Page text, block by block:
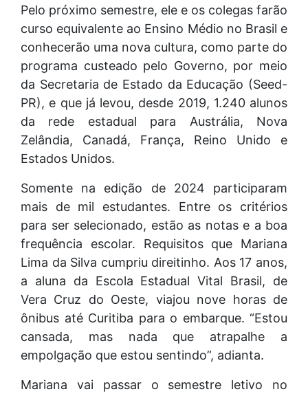
Pelo próximo semestre, ele e os colegas farão
curso equivalente ao Ensino Médio no Brasil e
conhecerão uma nova cultura, como parte do
programa custeado pelo Governo, por meio
da Secretaria de Estado da Educação (Seed-
PR), e que já levou, desde 2019, 1.240 alunos
da rede estadual para Austrália, Nova
Zelândia, Canadá, França, Reino Unido e
Estados Unidos.
Somente na edição de 2024 participaram
mais de mil estudantes. Entre os critérios
para ser selecionado, estão as notas e a boa
frequência escolar. Requisitos que Mariana
Lima da Silva cumpriu direitinho. Aos 17 anos,
a aluna da Escola Estadual Vital Brasil, de
Vera Cruz do Oeste, viajou nove horas de
ônibus até Curitiba para o embarque. “Estou
cansada, mas nada que atrapalhe a
empolgação que estou sentindo”, adianta.
Mariana vai passar o semestre letivo no